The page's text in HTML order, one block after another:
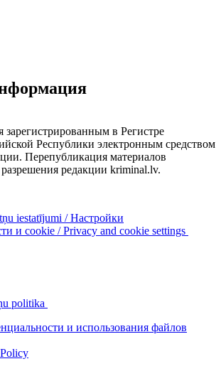
зарегистрированным в Регистре
Республики электронным средством
Перепубликация материалов
редакции kriminal.lv.
iestatījumi / Настройки
и cookie / Privacy and cookie settings
politika
и использования файлов